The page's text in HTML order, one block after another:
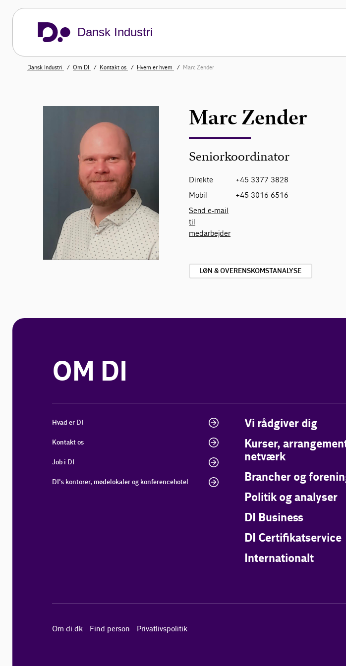
Dansk Industri
Dansk Industri Om DI Kontakt os Hvem er hvem Marc Zender
Marc Zender
Seniorkoordinator
Direkte
+45 3377 3828
Mobil
+45 3016 6516
Send e-mail
til
medarbejder
LØN & OVERENSKOMSTANALYSE
OM DI
Hvad er DI
Kontakt os
Job i DI
DI's kontorer, mødelokaler og konferencehotel
Vi rådgiver dig
Kurser,
netværk
Brancher og
Politik og analyser
DI Business
DI Certifikatservice
Internationalt
Om di.dk Find person Privatlivspolitik